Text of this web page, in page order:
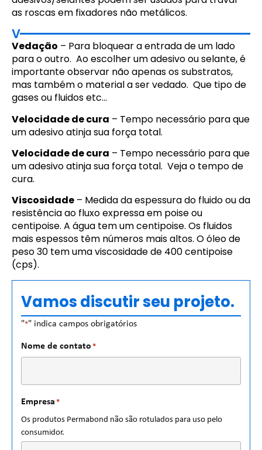
as roscas em fixadores não metálicos.
V
Vedação – Para bloquear a entrada de um lado
para o outro. Ao escolher um adesivo ou selante, é
importante observar não apenas os substratos,
mas também o material a ser vedado. Que tipo de
gases ou fluidos etc…
Velocidade de cura – Tempo necessário para que
um adesivo atinja sua força total.
Velocidade de cura – Tempo necessário para que
um adesivo atinja sua força total. Veja o tempo de
cura.
Viscosidade – Medida da espessura do fluido ou da
resistência ao fluxo expressa em poise ou
centipoise. A água tem um centipoise. Os fluidos
mais espessos têm números mais altos. O óleo de
peso 30 tem uma viscosidade de 400 centipoise
(cps).
Vamos discutir seu projeto.
"*" indica campos obrigatórios
Nome de contato *
Empresa *
Os produtos Permabond não são rotulados para uso pelo
consumidor.